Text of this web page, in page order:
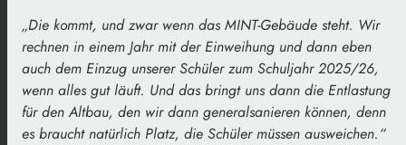
„Die kommt, und zwar wenn das MINT-Gebäude steht. Wir
rechnen in einem Jahr mit der Einweihung und dann eben
auch dem Einzug unserer Schüler zum Schuljahr 2025/26,
wenn alles gut läuft. Und das bringt uns dann die Entlastung
für den Altbau, den wir dann generalsanieren können, denn
es braucht natürlich Platz, die Schüler müssen ausweichen.“